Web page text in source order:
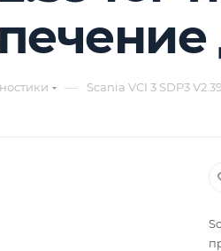
— Scania VCI 3 SDP3